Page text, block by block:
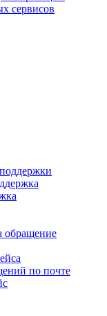
сервисов
обращение
по почте